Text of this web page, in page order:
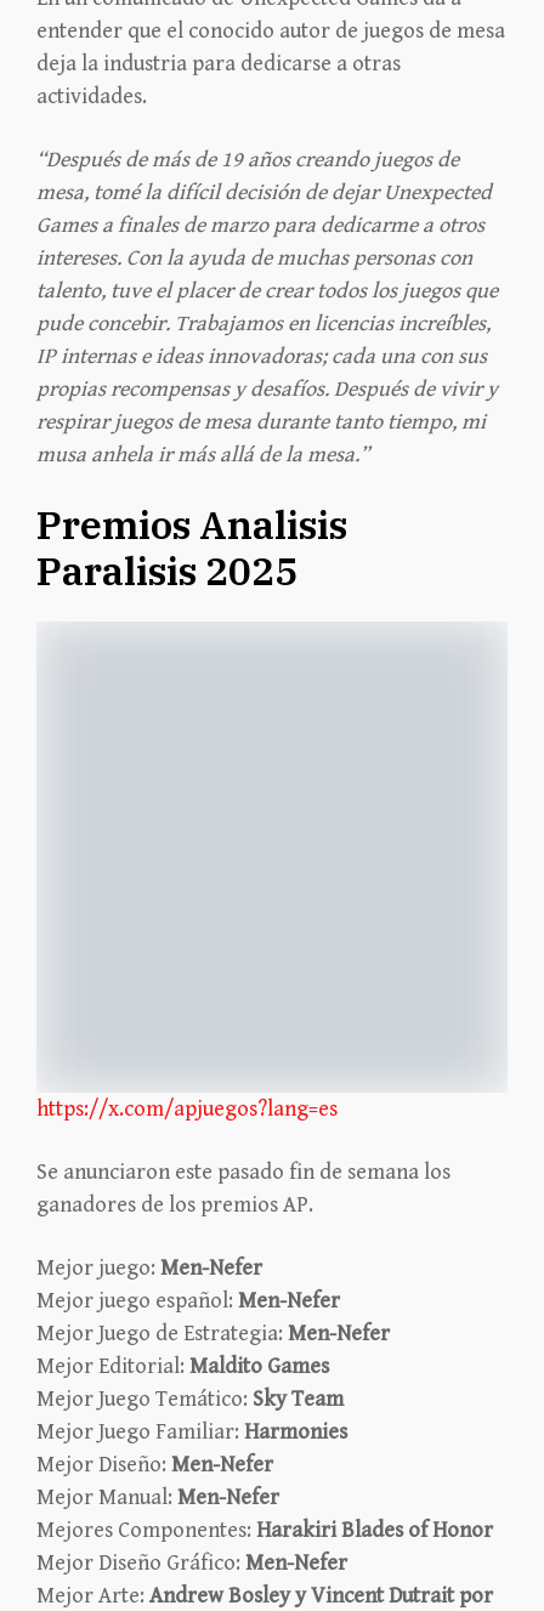
entender que el conocido autor de juegos de mesa
deja la industria para dedicarse a otras
actividades.
“Después de más de 19 años creando juegos de
mesa, tomé la difícil decisión de dejar Unexpected
Games a finales de marzo para dedicarme a otros
intereses. Con la ayuda de muchas personas con
talento, tuve el placer de crear todos los juegos que
pude concebir. Trabajamos en licencias increíbles,
IP internas e ideas innovadoras; cada una con sus
propias recompensas y desafíos. Después de vivir y
respirar juegos de mesa durante tanto tiempo, mi
musa anhela ir más allá de la mesa.”
Premios Analisis
Paralisis 2025
https://x.com/apjuegos?lang=es
Se anunciaron este pasado fin de semana los
ganadores de los premios AP.
Mejor juego: Men-Nefer
Mejor juego español: Men-Nefer
Mejor Juego de Estrategia: Men-Nefer
Mejor Editorial: Maldito Games
Mejor Juego Temático: Sky Team
Mejor Juego Familiar: Harmonies
Mejor Diseño: Men-Nefer
Mejor Manual: Men-Nefer
Mejores Componentes: Harakiri Blades of Honor
Mejor Diseño Gráfico: Men-Nefer
Mejor Arte: Andrew Bosley y Vincent Dutrait por